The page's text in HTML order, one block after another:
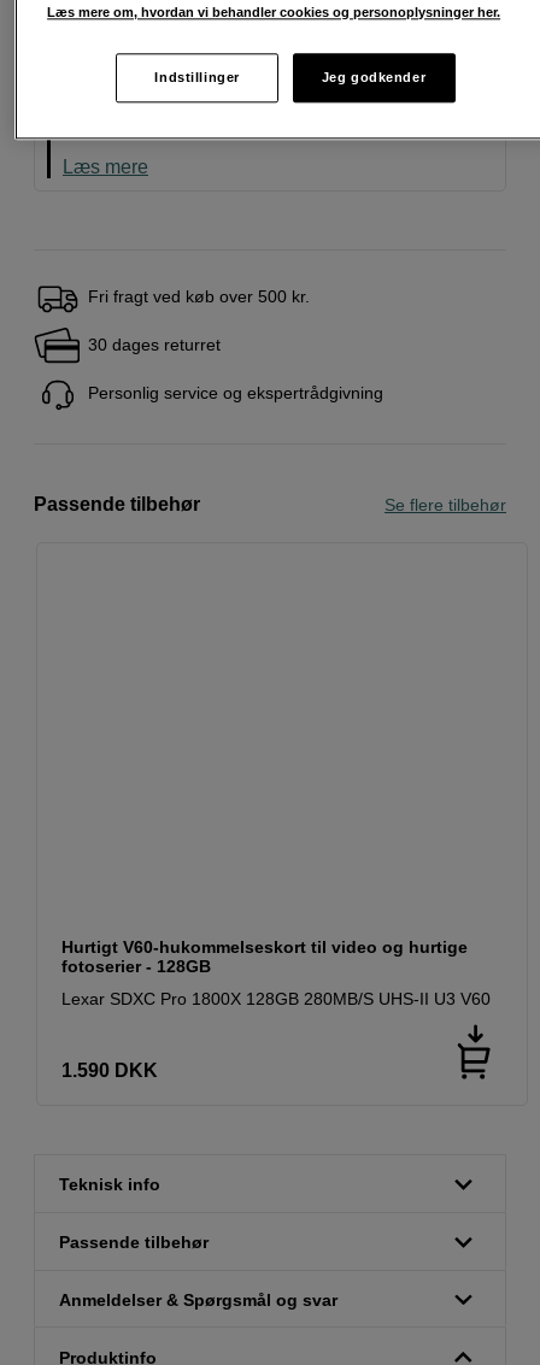
Vi anbefaler
Dette er et produkt, vi virkelig godt kan lide. Hold
favoritter.
Læs mere
Fri fragt ved køb over 500 kr.
30 dages returret
Personlig service og ekspertrådgivning
Passende tilbehør Se flere tilbehør
Hurtigt V60-hukommelseskort til video og hurtige
fotoserier - 128GB
Lexar SDXC Pro 1800X 128GB 280MB/S UHS-II U3 V60
1.590 DKK
Teknisk info
Passende tilbehør
Anmeldelser & Spørgsmål og svar
Produktinfo
Læs mere om, hvordan vi behandler cookies og personoplysninger her.
Indstillinger Jeg godkender